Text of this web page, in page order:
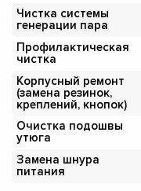
Чистка системы
генерации пара
Профилактическая
чистка
Корпусный ремонт
(замена резинок,
креплений, кнопок)
Очистка подошвы
утюга
Замена шнура
питания